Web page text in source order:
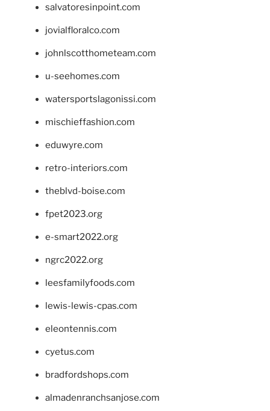
salvatoresinpoint.com
jovialfloralco.com
johnlscotthometeam.com
u-seehomes.com
watersportslagonissi.com
mischieffashion.com
eduwyre.com
retro-interiors.com
theblvd-boise.com
fpet2023.org
e-smart2022.org
ngrc2022.org
leesfamilyfoods.com
lewis-lewis-cpas.com
eleontennis.com
cyetus.com
bradfordshops.com
almadenranchsanjose.com